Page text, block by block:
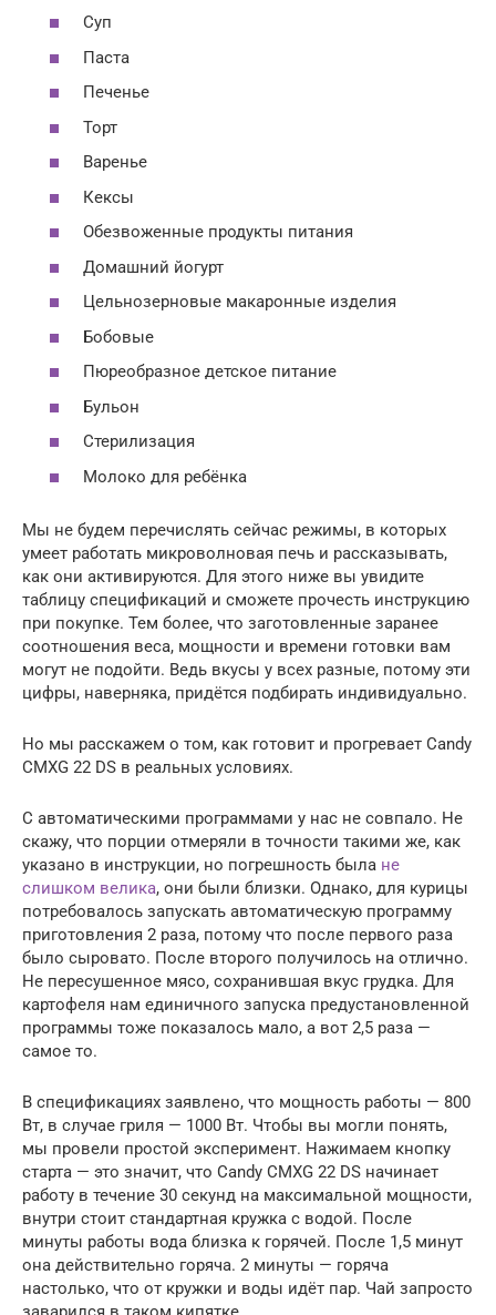
Суп
Паста
Печенье
Торт
Варенье
Кексы
Обезвоженные продукты питания
Домашний йогурт
Цельнозерновые макаронные изделия
Бобовые
Пюреобразное детское питание
Бульон
Стерилизация
Молоко для ребёнка
Мы не будем перечислять сейчас режимы, в которых
умеет работать микроволновая печь и рассказывать,
как они активируются. Для этого ниже вы увидите
таблицу спецификаций и сможете прочесть инструкцию
при покупке. Тем более, что заготовленные заранее
соотношения веса, мощности и времени готовки вам
могут не подойти. Ведь вкусы у всех разные, потому эти
цифры, наверняка, придётся подбирать индивидуально.
Но мы расскажем о том, как готовит и прогревает Candy
CMXG 22 DS в реальных условиях.
С автоматическими программами у нас не совпало. Не
скажу, что порции отмеряли в точности такими же, как
указано в инструкции, но погрешность была не
слишком велика, они были близки. Однако, для курицы
потребовалось запускать автоматическую программу
приготовления 2 раза, потому что после первого раза
было сыровато. После второго получилось на отлично.
Не пересушенное мясо, сохранившая вкус грудка. Для
картофеля нам единичного запуска предустановленной
программы тоже показалось мало, а вот 2,5 раза —
самое то.
В спецификациях заявлено, что мощность работы — 800
Вт, в случае гриля — 1000 Вт. Чтобы вы могли понять,
мы провели простой эксперимент. Нажимаем кнопку
старта — это значит, что Candy CMXG 22 DS начинает
работу в течение 30 секунд на максимальной мощности,
внутри стоит стандартная кружка с водой. После
минуты работы вода близка к горячей. После 1,5 минут
она действительно горяча. 2 минуты — горяча
настолько, что от кружки и воды идёт пар. Чай запросто